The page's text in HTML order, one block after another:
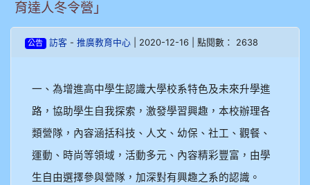
育達人冬令營」
公告 訪客 - 推廣教育中心| 2020-12-16 | 點閱數： 2638
一、為增進高中學生認識大學校系特色及未來升學進
路，協助學生自我探索，激發學習興趣，本校辦理各
類營隊，內容涵括科技、人文、幼保、社工、觀餐、
運動、時尚等領域，活動多元、內容精彩豐富，由學
生自由選擇參與營隊，加深對有興趣之系的認識。